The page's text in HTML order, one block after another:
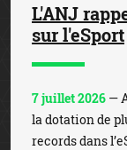
L'ANJ
sur l'eSport
7 juillet 2026 —
la dotation de
records dans